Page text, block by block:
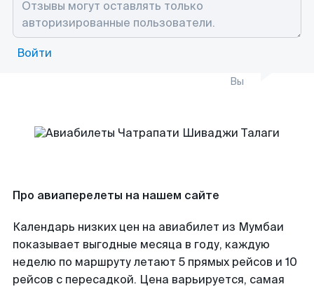
Войти
Вы
Про авиаперелеты на нашем сайте
Календарь низких цен на авиабилет из Мумбаи
показывает выгодные месяца в году, каждую
неделю по маршруту летают 5 прямых рейсов и 10
рейсов с пересадкой. Цена варьируется, самая